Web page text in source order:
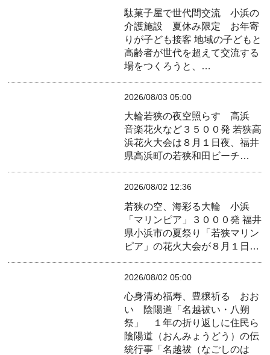
駄菓子屋で世代間交流 小浜の
介護施設 夏休み限定 お年寄
りが子ども接客 地域の子どもと
高齢者が世代を超えて交流する
場をつくろうと、…
2026/08/03 05:00
大輪若狭の夜空照らす 高浜
音楽花火など３５００発 若狭高
浜花火大会は８月１日夜、福井
県高浜町の若狭和田ビーチ…
2026/08/02 12:36
若狭の空、海彩る大輪 小浜
「マリンピア」３０００発 福井
県小浜市の夏祭り「若狭マリン
ピア」の花火大会が８月１日…
2026/08/02 05:00
心身清め福寿、豊穣祈る おお
い 陰陽道「名越祓い・八朔
祭」 １年の折り返しに住民ら
陰陽道（おんみょうどう）の伝
統行事「名越祓（なごしのは